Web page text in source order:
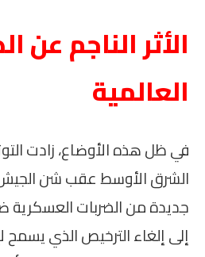
الأثر الناجم عن
العالمية
في ظل هذه الأوضاع، زادت
الشرق الأوسط عقب شن
جديدة من الضربات العسكرية
إلى إلغاء الترخيص الذي يسمح